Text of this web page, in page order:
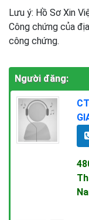
Lưu ý: Hồ Sơ Xin
Công chứng của
công chứng.
Người đăng: